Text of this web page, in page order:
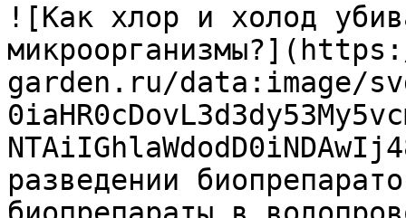
![Как хлор и холод
garden.ru/data:image/
разведении